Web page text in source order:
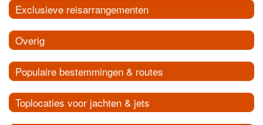
Exclusieve reisarrangementen
Overig
Populaire bestemmingen & routes
Toplocaties voor jachten & jets